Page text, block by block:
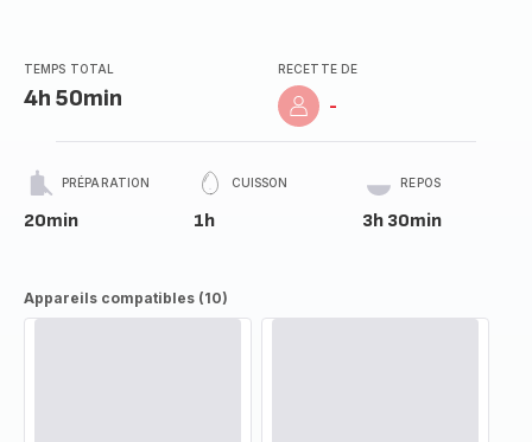
TEMPS TOTAL
4h 50min
RECETTE DE
-
PRÉPARATION
20min
CUISSON
1h
REPOS
3h 30min
Appareils compatibles (10)